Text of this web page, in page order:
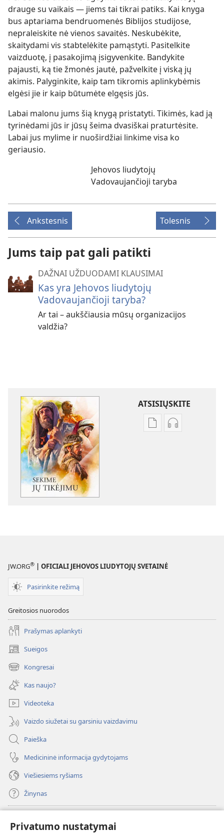
Privatumo nustatymai
drauge su vaikais — jiems tai tikrai patiks. Kai knyga
bus aptariama bendruomenės Biblijos studijose,
nepraleiskite nė vienos savaitės. Neskubėkite,
skaitydami vis stabtelėkite pamąstyti. Pasitelkite
vaizduotę, į pasakojimą įsigyvenkite. Bandykite
pajausti, ką tie žmonės jautė, pažvelkite į viską jų
akimis. Palyginkite, kaip tam tikromis aplinkybėmis
elgėsi jie ir kaip būtumėte elgęsis jūs.
Labai malonu jums šią knygą pristatyti. Tikimės, kad ją
tyrinėdami jūs ir jūsų šeima dvasiškai praturtėsite.
Labai jus mylime ir nuoširdžiai linkime visa ko
geriausio.
Jehovos liudytojų
Vadovaujančioji taryba
Ankstesnis Tolesnis
Jums taip pat gali patikti
DAŽNAI UŽDUODAMI KLAUSIMAI
Kas yra Jehovos liudytojų
Vadovaujančioji taryba?
Ar tai – aukščiausia mūsų organizacijos
valdžia?
ATSISIŲSKITE
Skaitmeninių
Garso
JW.ORG® | OFICIALI JEHOVOS LIUDYTOJŲ SVETAINĖ
Pasirinkite režimą
Greitosios nuorodos
Prašymas aplankyti
Sueigos
(atsiveria
naujas
langas)
Kongresai
(atsiveria
naujas
langas)
Kas naujo?
Videoteka
Vaizdo siužetai su garsiniu vaizdavimu
Paieška
Medicininė informacija gydytojams
Viešiesiems ryšiams
Žinynas
(atsiveria
naujas